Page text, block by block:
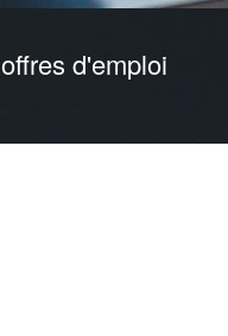
offres d'emploi